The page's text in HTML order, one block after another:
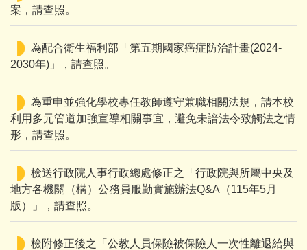
案，請查照。
為配合衛生福利部「第五期國家癌症防治計畫(2024-
2030年)」，請查照。
為重申並強化學校專任教師遵守兼職相關法規，請本校
利用多元管道加強宣導相關事宜，避免未諳法令致觸法之情
形，請查照。
檢送行政院人事行政總處修正之「行政院與所屬中央及
地方各機關（構）公務員服勤實施辦法Q&A（115年5月
版）」，請查照。
檢附修正後之「公教人員保險被保險人一次性離退給與